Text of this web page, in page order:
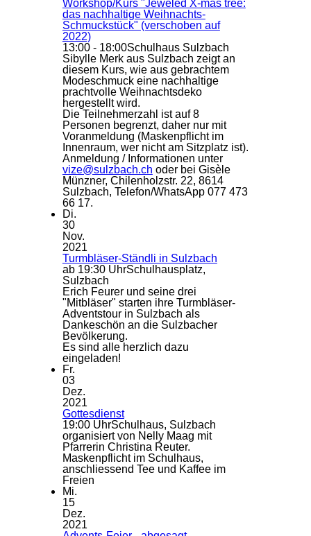
Workshop/Kurs "Jeweled X-mas tree:
das nachhaltige Weihnachts-
Schmuckstück" (verschoben auf
2022)
13:00 - 18:00Schulhaus Sulzbach
Sibylle Merk aus Sulzbach zeigt an
diesem Kurs, wie aus gebrachtem
Modeschmuck eine nachhaltige
prachtvolle Weihnachtsdeko
hergestellt wird.
Die Teilnehmerzahl ist auf 8
Personen begrenzt, daher nur mit
Voranmeldung (Maskenpflicht im
Innenraum, wer nicht am Sitzplatz ist).
Anmeldung / Informationen unter
vize@sulzbach.ch oder bei Gisèle
Münzner, Chilenholzstr. 22, 8614
Sulzbach, Telefon/WhatsApp 077 473
66 17.
Di.
30
Nov.
2021
Turmbläser-Ständli in Sulzbach
ab 19:30 UhrSchulhausplatz,
Sulzbach
Erich Feurer und seine drei
"Mitbläser" starten ihre Turmbläser-
Adventstour in Sulzbach als
Dankeschön an die Sulzbacher
Bevölkerung.
Es sind alle herzlich dazu
eingeladen!
Fr.
03
Dez.
2021
Gottesdienst
19:00 UhrSchulhaus, Sulzbach
organisiert von Nelly Maag mit
Pfarrerin Christina Reuter.
Maskenpflicht im Schulhaus,
anschliessend Tee und Kaffee im
Freien
Mi.
15
Dez.
2021